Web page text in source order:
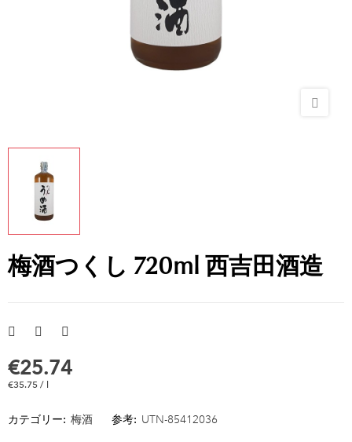
梅酒つくし 720ml 西吉田酒造
€25.74
€35.75 / l
カテゴリー: 梅酒 参考: UTN-85412036